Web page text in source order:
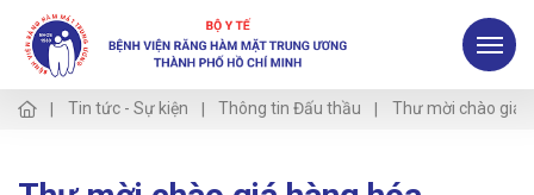
Tin tức - Sự kiện Thông tin Đấu thầu Thư mời chào giá